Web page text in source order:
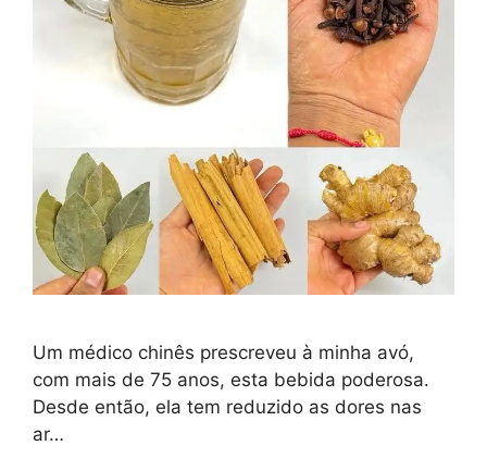
Um médico chinês prescreveu à minha avó,
com mais de 75 anos, esta bebida poderosa.
Desde então, ela tem reduzido as dores nas
ar…